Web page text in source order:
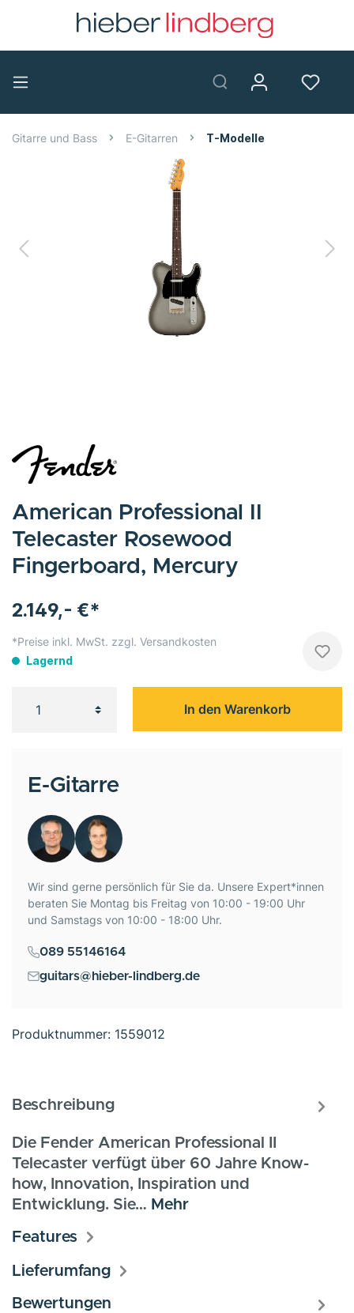
Gitarre und Bass E-Gitarren T-Modelle
2.149,- €*
*Preise inkl. MwSt. zzgl. Versandkosten
Lagernd
In den Warenkorb
Produktnummer: 1559012
American Professional II
Telecaster Rosewood
Fingerboard, Mercury
E-Gitarre
Wir sind gerne persönlich für Sie da. Unsere Expert*innen
beraten Sie Montag bis Freitag von 10:00 - 19:00 Uhr
und Samstags von 10:00 - 18:00 Uhr.
089 55146164
guitars@hieber-lindberg.de
Beschreibung
Die Fender American Professional II
Telecaster verfügt über 60 Jahre Know-
how, Innovation, Inspiration und
Entwicklung. Sie… Mehr
Features
Lieferumfang
Bewertungen